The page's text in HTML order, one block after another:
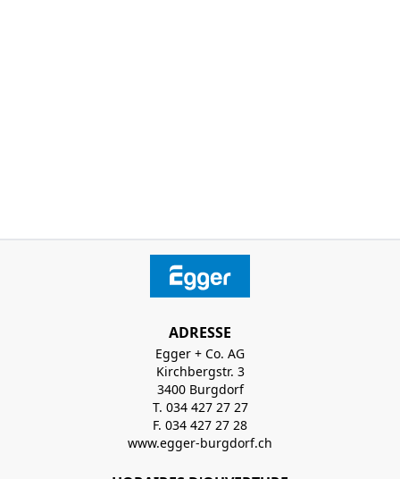
ADRESSE
Egger + Co. AG
Kirchbergstr. 3
3400 Burgdorf
T. 034 427 27 27
F. 034 427 27 28
www.egger-burgdorf.ch